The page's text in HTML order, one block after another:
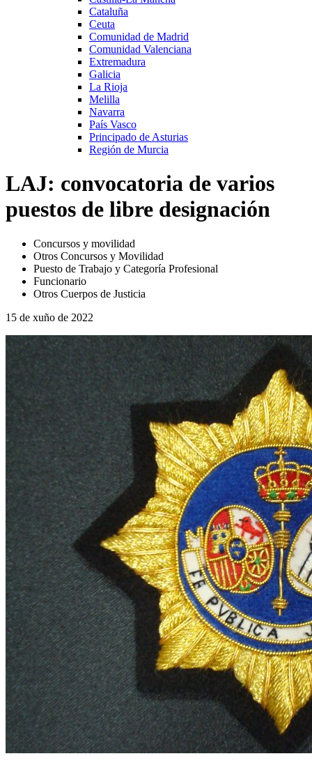
Cataluña
Ceuta
Comunidad de Madrid
Comunidad Valenciana
Extremadura
Galicia
La Rioja
Melilla
Navarra
País Vasco
Principado de Asturias
Región de Murcia
LAJ: convocatoria de varios
puestos de libre designación
Concursos y movilidad
Otros Concursos y Movilidad
Puesto de Trabajo y Categoría Profesional
Funcionario
Otros Cuerpos de Justicia
15 de xuño de 2022